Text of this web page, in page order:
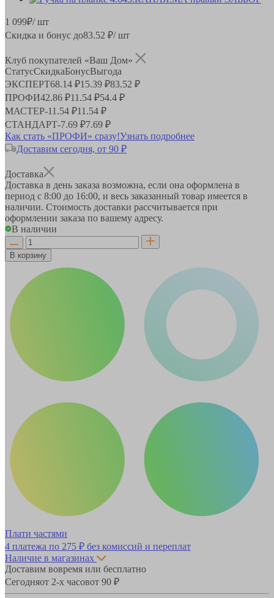
1 099₽/ шт
Скидка и бонус до83.52 ₽/ шт
Клуб покупателей «Ваш Дом»
СтатусСкидкаБонусВыгода
ЭКСПЕРТ68.14 ₽15.39 ₽83.52 ₽
ПРОФИ42.86 ₽11.54 ₽54.4 ₽
МАСТЕР-11.54 ₽11.54 ₽
СТАНДАРТ-7.69 ₽7.69 ₽
Как стать «ПРОФИ» сразу!Узнать подробнее
Доставим сегодня, от 90 ₽
Доставка
Доставка в день заказа возможна, если она оформлена в
период с 8:00 до 16:00, и весь заказанный товар имеется в
наличии. Стоимость доставки рассчитывается при
оформлении заказа по вашему адресу.
В наличии
В корзину
Плати частями
4 платежа по 275 ₽ без комиссий и переплат
Наличие в магазинах
Доставим вовремя или бесплатно
Сегодняот 2-х часовот 90 ₽